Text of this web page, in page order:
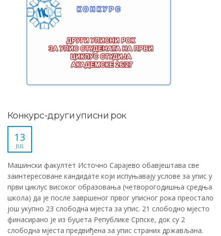
Конкурс-други уписни рок
13
JUL
Машински факултет Источно Сарајево обавјештава све
заинтересоване кандидате који испуњавају услове за упис у
први циклус високог образовања (четворогодишња средња
школа) да је после завршеног првог уписног рока преостало
још укупно 23 слободна мјеста за упис. 21 слободно мјесто
финасирано је из буџета Републике Српске, док су 2
слободна мјеста предвиђена за упис страних држављана.